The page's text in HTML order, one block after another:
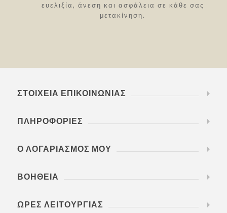
ευελιξία, άνεση και ασφάλεια σε κάθε σας
μετακίνηση.
ΣΤΟΙΧΕΊΑ ΕΠΙΚΟΙΝΩΝΊΑΣ
ΠΛΗΡΟΦΟΡΊΕΣ
Ο ΛΟΓΑΡΙΑΣΜΌΣ ΜΟΥ
ΒΟΉΘΕΙΑ
ΏΡΕΣ ΛΕΙΤΟΥΡΓΊΑΣ